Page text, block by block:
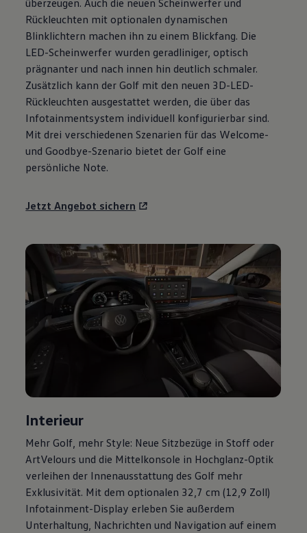
Motorenöl und Flüssigkeiten
Räder und Reifen
Pannen- und Unfallhilfe
Economy Service
Volkswagen Teile
Zubehör
Modellspezifisches Zubehör
Schutz und Pflege
Transport
Entertainment und Elektronik
Individualisieren
Wallbox und Ladekabel
Digitale Extras
Dienste für Ihr Modell finden
Updates für Software, Karten und Radio
Kundeninformationen
Volkswagen Kundenbetreuung
Warn- und Kontrollleuchten
Assistenzsysteme
Digitale Betriebsanleitung
Live Beratung
Magazin
Lifestyle
Transport
Pannen- und Unfallhilfe
Rückleuchten mit optionalen dynamischen
Blinklichtern machen ihn zu einem Blickfang. Die
LED-Scheinwerfer wurden geradliniger, optisch
prägnanter und nach innen hin deutlich schmaler.
Zusätzlich kann der Golf mit den neuen 3D-LED-
Rückleuchten ausgestattet werden, die über das
Infotainmentsystem individuell konfigurierbar sind.
Mit drei verschiedenen Szenarien für das Welcome-
und Goodbye-Szenario bietet der Golf eine
persönliche Note.
Jetzt Angebot sichern
Interieur
Mehr Golf , mehr Style: Neue Sitzbezüge in Stoff oder
ArtVelours und die Mittelkonsole in Hochglanz-Optik
verleihen der Innenausstattung des Golf mehr
Exklusivität. Mit dem optionalen 32,7 cm (12,9 Zoll)
Infotainment-Display erleben Sie außerdem
Unterhaltung, Nachrichten und Navigation auf einem